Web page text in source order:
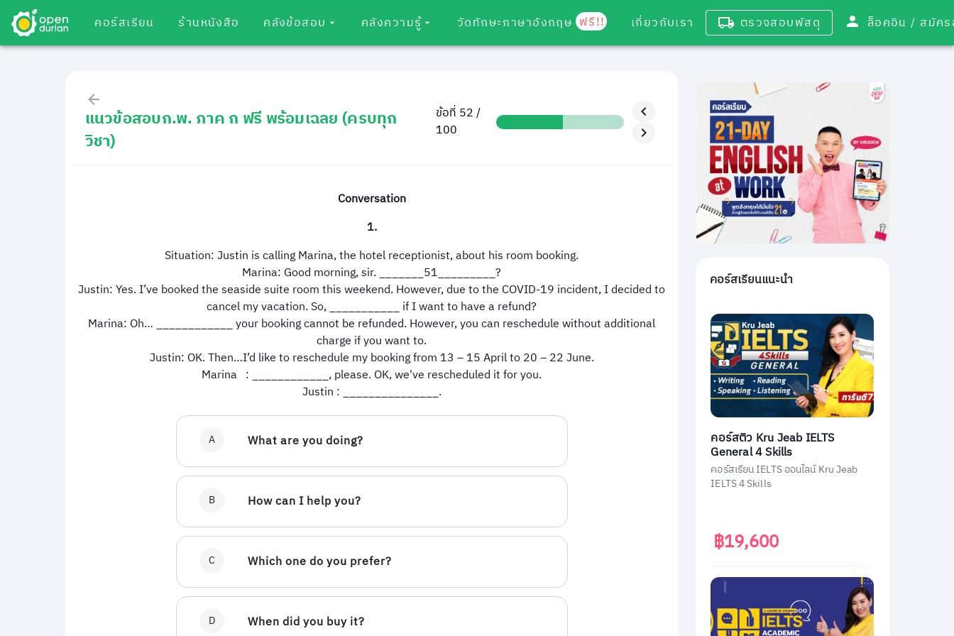
คอร์สเรียน ร้านหนังสือ คลังข้อสอบ คลังความรู้ วัดทักษะภาษาอังกฤษ ฟรี!! เกี่ยวกับเรา ตรวจสอบพัสดุ ล็อคอิน /
แนวข้อสอบก.พ. ภาค ก ฟรี พร้อมเฉลย (ครบทุก
วิชา)
ข้อที่ 52 /
100
Conversation
1.
Situation: Justin is calling Marina, the hotel receptionist, about his room booking.
Marina: Good morning, sir. _______51_________?
Justin: Yes. I’ve booked the seaside suite room this weekend. However, due to the COVID-19 incident, I decided to
cancel my vacation. So, ___________ if I want to have a refund?
Marina: Oh… ____________ your booking cannot be refunded. However, you can reschedule without additional
charge if you want to.
Justin: OK. Then…I’d like to reschedule my booking from 13 – 15 April to 20 – 22 June.
Marina : ____________, please. OK, we've rescheduled it for you.
Justin : _______________.
A What are you doing?
B How can I help you?
C Which one do you prefer?
D When did you buy it?
คอร์สเรียนแนะนำ
คอร์สติว Kru Jeab IELTS
General 4 Skills
คอร์สเรียน IELTS ออนไลน์ Kru Jeab
IELTS 4 Skills
฿19,600